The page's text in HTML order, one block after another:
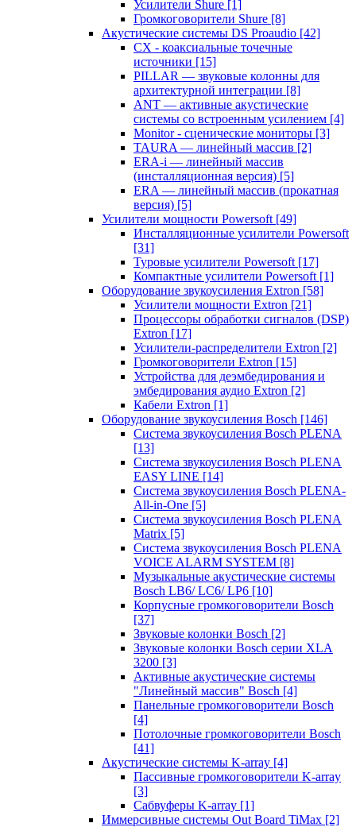
Усилители Shure [1]
Громкоговорители Shure [8]
Акустические системы DS Proaudio [42]
CX - коаксиальные точечные
источники [15]
PILLAR — звуковые колонны для
архитектурной интеграции [8]
ANT — активные акустические
системы со встроенным усилением [4]
Monitor - сценические мониторы [3]
TAURA — линейный массив [2]
ERA-i — линейный массив
(инсталляционная версия) [5]
ERA — линейный массив (прокатная
версия) [5]
Усилители мощности Powersoft [49]
Инсталляционные усилители Powersoft
[31]
Туровые усилители Powersoft [17]
Компактные усилители Powersoft [1]
Оборудование звукоусиления Extron [58]
Усилители мощности Extron [21]
Процессоры обработки сигналов (DSP)
Extron [17]
Усилители-распределители Extron [2]
Громкоговорители Extron [15]
Устройства для деэмбедирования и
эмбедирования аудио Extron [2]
Кабели Extron [1]
Оборудование звукоусиления Bosch [146]
Система звукоусиления Bosch PLENA
[13]
Система звукоусиления Bosch PLENA
EASY LINE [14]
Система звукоусиления Bosch PLENA-
All-in-One [5]
Система звукоусиления Bosch PLENA
Matrix [5]
Система звукоусиления Bosch PLENA
VOICE ALARM SYSTEM [8]
Музыкальные акустические системы
Bosch LB6/ LC6/ LP6 [10]
Корпусные громкоговорители Bosch
[37]
Звуковые колонки Bosch [2]
Звуковые колонки Bosch серии XLA
3200 [3]
Активные акустические системы
"Линейный массив" Bosch [4]
Панельные громкоговорители Bosch
[4]
Потолочные громкоговорители Bosch
[41]
Акустические системы K-array [4]
Пассивные громкоговорители K-array
[3]
Сабвуферы K-array [1]
Иммерсивные системы Out Board TiMax [2]